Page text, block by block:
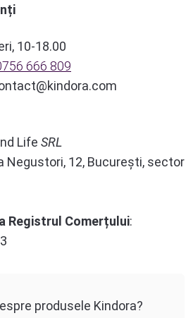
10-18.00
666 809
Life SRL
Negustori, 12, București, sector
Registrul Comerțului:
produsele Kindora?